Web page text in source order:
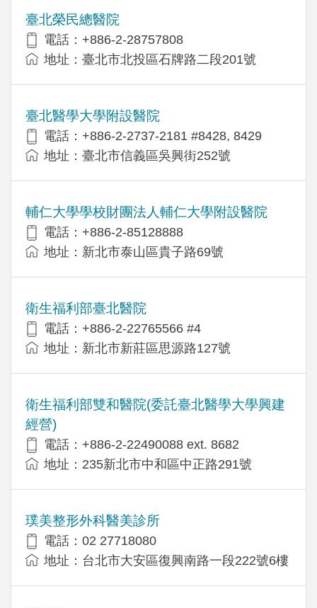
臺北榮民總醫院
電話：+886-2-28757808
地址：臺北市北投區石牌路二段201號
臺北醫學大學附設醫院
電話：+886-2-2737-2181 #8428, 8429
地址：臺北市信義區吳興街252號
輔仁大學學校財團法人輔仁大學附設醫院
電話：+886-2-85128888
地址：新北市泰山區貴子路69號
衛生福利部臺北醫院
電話：+886-2-22765566 #4
地址：新北市新莊區思源路127號
衛生福利部雙和醫院(委託臺北醫學大學興建
經營)
電話：+​886-2-22490088 ext. 8682
地址：​235新北市中和區中正路291號
璞美整形外科醫美診所
電話：02 27718080
地址：台北市大安區復興南路一段222號6樓